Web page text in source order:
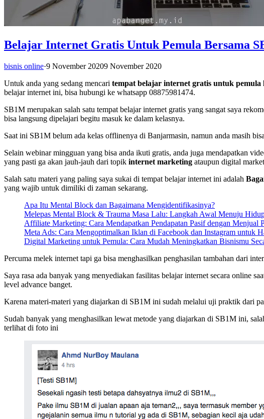
Belajar Internet Gratis Untuk Pemula Bersama
bisnis online·9 November 20209 November 2020
Untuk anda yang sedang mencari tempat belajar internet gratis untuk pemula
belajar internet ini, bisa hubungi ke whatsapp 08875981474.
SB1M merupakan salah satu tempat belajar internet gratis yang sangat saya
bisa langsung dipelajari begitu masuk ke dalam kelasnya.
Saat ini SB1M belum ada kelas offlinenya di Banjarmasin, namun anda masih
Selain webinar mingguan yang bisa anda ikuti gratis, anda juga mendapatkan
yang pasti ga akan jauh-jauh dari topik internet marketing ataupun digital
Salah satu materi yang paling saya sukai di tempat belajar internet ini adalah
yang wajib untuk dimiliki di zaman sekarang.
Apa Itu Mental Block dan Bagaimana Mengidentifikasinya?
Melepas Mental Block & Trauma Masa Lalu: Langkah Awal Menuju
Affiliate Marketing: Cara Mendapatkan Pendapatan Pasif dengan Menjual
Meta Ads: Cara Mengoptimalkan Iklan di Facebook dan Instagram untuk
Digital Marketing untuk Pemula: Cara Mudah Meningkatkan Bisnismu
Percuma melek internet tapi ga bisa menghasilkan penghasilan tambahan dari
Saya rasa ada banyak yang menyediakan fasilitas belajar internet secara online
level advance banget.
Karena materi-materi yang diajarkan di SB1M ini sudah melalui uji praktik dari
Sudah banyak yang menghasilkan lewat metode yang diajarkan di SB1M ini,
terlihat di foto ini